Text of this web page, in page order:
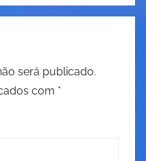
será publicado.
com *